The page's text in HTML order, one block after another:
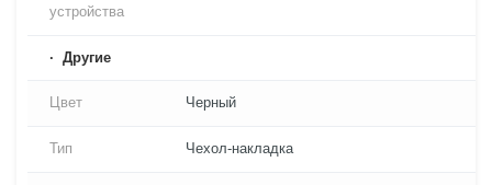
устройства
Другие
Цвет Черный
Тип Чехол-накладка